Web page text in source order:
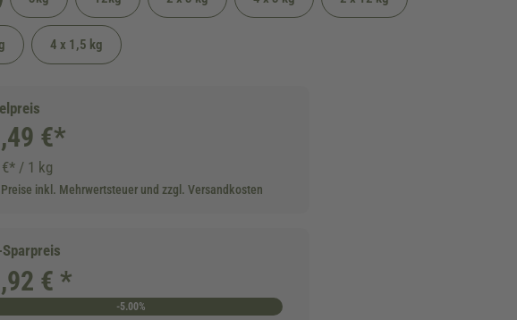
4 x 1,5 kg
€*
€* / 1 kg
inkl. Mehrwertsteuer und zzgl. Versandkosten
€ *
-5.00%